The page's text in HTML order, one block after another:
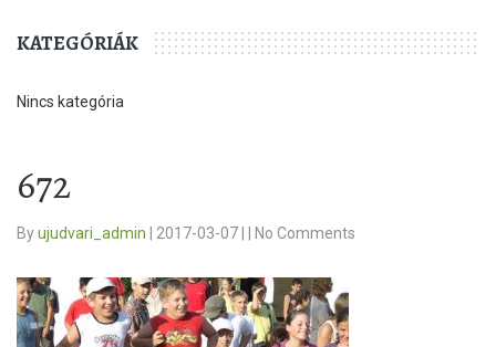
KATEGÓRIÁK
Nincs kategória
672
Byujudvari_admin 2017-03-07 No Comments